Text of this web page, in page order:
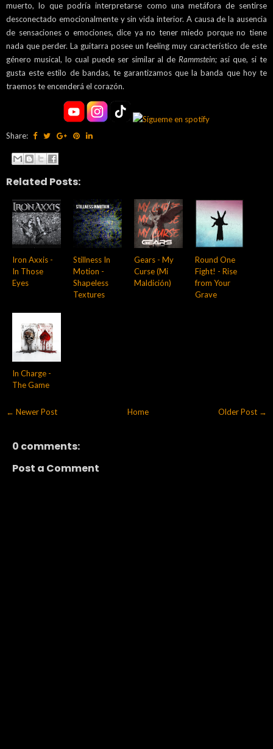
muerto, lo que podría interpretarse como una metáfora de sentirse
desconectado emocionalmente y sin vida interior. A causa de la ausencia
de sensaciones o emociones, dice ya no tener miedo porque no tiene
nada que perder. La guitarra posee un feeling muy característico de este
género musical, lo cual puede ser similar al de Rammstein; así que, si te
gusta este estilo de bandas, te garantizamos que la banda que hoy te
traemos te encenderá el corazón.
Share:
Related Posts:
Iron Axxis -
In Those
Eyes
Stillness In
Motion -
Shapeless
Textures
Gears - My
Curse (Mi
Maldición)
Round One
Fight! - Rise
from Your
Grave
In Charge -
The Game
← Newer Post Older Post →
Home
0 comments:
Post a Comment